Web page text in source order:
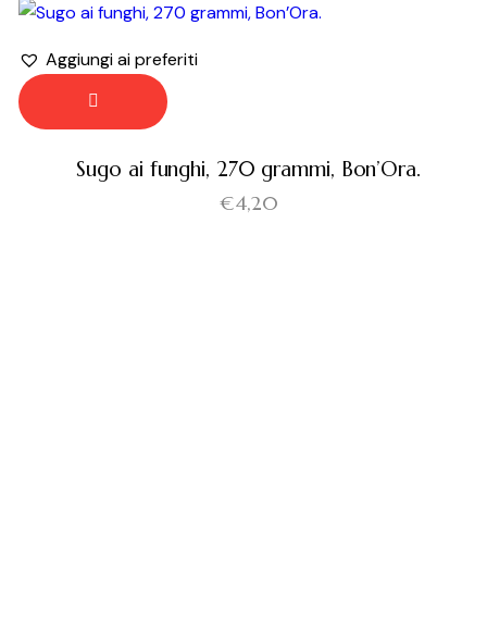
Aggiungi ai preferiti
Sugo ai funghi, 270 grammi, Bon’Ora.
€4,20